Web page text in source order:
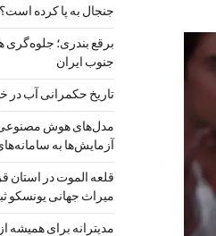
جنجال به پا کرده است؟
برقع بندری؛ جلوه‌گری
جنوب ایران
تاریخ حکمرانی آب در
مدل‌های هوش مصنوعی
آزمایش‌ها به
قلعه الموت در استان
میراث جهانی یونسکو
مدیترانه برای همیشه